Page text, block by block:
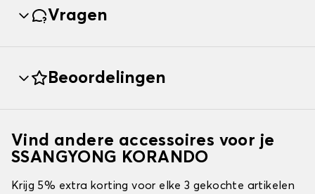
Vragen
Beoordelingen
Vind andere accessoires voor je
SSANGYONG KORANDO
Krijg 5% extra korting voor elke 3 gekochte artikelen